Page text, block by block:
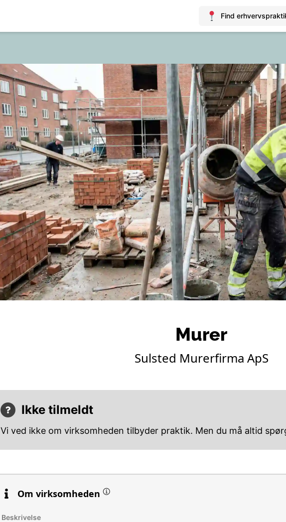
Find
Murer
Sulsted Murerfirma ApS
Ikke tilmeldt
Vi ved ikke om virksomheden tilbyder praktik. Men du må altid
Om virksomheden
Beskrivelse